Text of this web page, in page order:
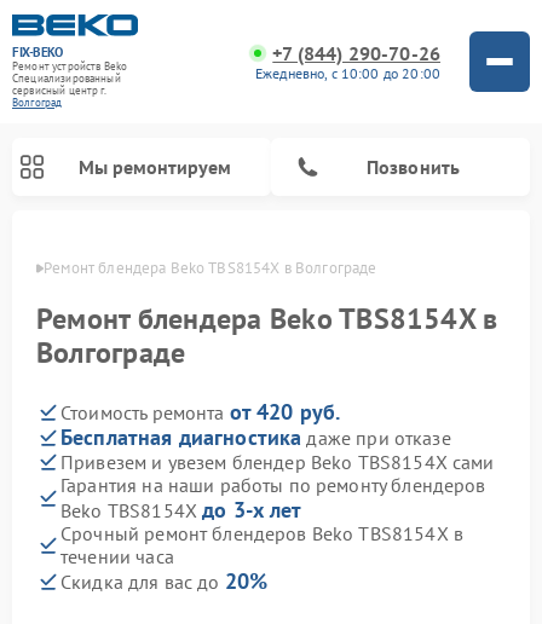
FIX-BEKO
Ремонт устройств Beko
Специализированный
cервисный центр г.
Волгоград
+7 (844) 290-70-26
Ежедневно, с 10:00 до 20:00
Мы ремонтируем Позвонить
Ремонт блендера Beko TBS8154X в Волгограде
Ремонт блендера Beko TBS8154X в
Волгограде
Стоимость ремонта от 420 руб.
Бесплатная диагностика даже при отказе
Привезем и увезем блендер Beko TBS8154X сами
Гарантия на наши работы по ремонту блендеров
Beko TBS8154Xдо 3-х лет
Срочный ремонт блендеров Beko TBS8154X в
течении часа
Скидка для вас до 20%